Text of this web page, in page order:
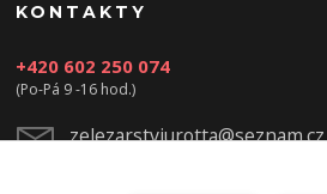
KONTAKTY
+420 602 250 074
(Po-Pá 9 -16 hod.)
zelezarstviurotta@seznam.cz